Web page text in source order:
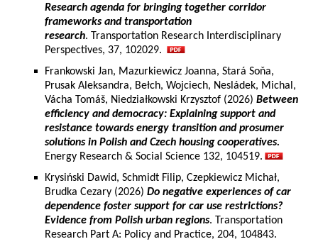
Research agenda for bringing together corridor
frameworks and transportation
research. Transportation Research Interdisciplinary
Perspectives, 37, 102029.
Frankowski Jan, Mazurkiewicz Joanna, Stará Soňa,
Prusak Aleksandra, Bełch, Wojciech, Nesládek, Michal,
Vácha Tomáš, Niedziałkowski Krzysztof (2026) Between
efficiency and democracy: Explaining support and
resistance towards energy transition and prosumer
solutions in Polish and Czech housing cooperatives.
Energy Research & Social Science 132, 104519.
Krysiński Dawid, Schmidt Filip, Czepkiewicz Michał,
Brudka Cezary (2026) Do negative experiences of car
dependence foster support for car use restrictions?
Evidence from Polish urban regions. Transportation
Research Part A: Policy and Practice, 204, 104843.